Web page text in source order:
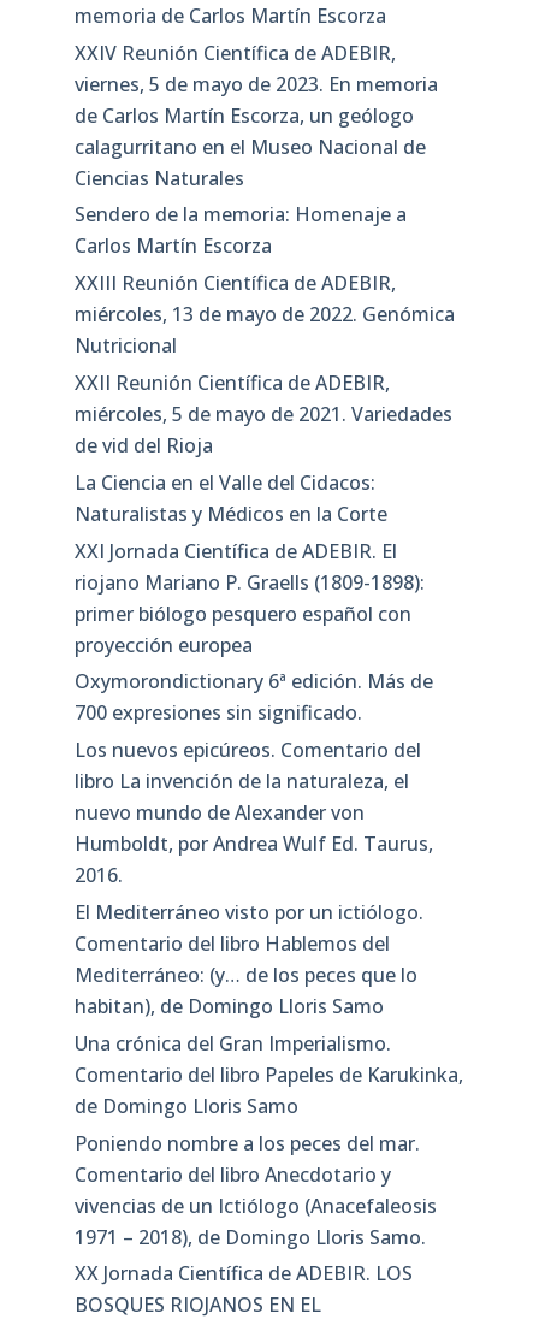
memoria de Carlos Martín Escorza
XXIV Reunión Científica de ADEBIR,
viernes, 5 de mayo de 2023. En memoria
de Carlos Martín Escorza, un geólogo
calagurritano en el Museo Nacional de
Ciencias Naturales
Sendero de la memoria: Homenaje a
Carlos Martín Escorza
XXIII Reunión Científica de ADEBIR,
miércoles, 13 de mayo de 2022. Genómica
Nutricional
XXII Reunión Científica de ADEBIR,
miércoles, 5 de mayo de 2021. Variedades
de vid del Rioja
La Ciencia en el Valle del Cidacos:
Naturalistas y Médicos en la Corte
XXI Jornada Científica de ADEBIR. El
riojano Mariano P. Graells (1809-1898):
primer biólogo pesquero español con
proyección europea
Oxymorondictionary 6ª edición. Más de
700 expresiones sin significado.
Los nuevos epicúreos. Comentario del
libro La invención de la naturaleza, el
nuevo mundo de Alexander von
Humboldt, por Andrea Wulf Ed. Taurus,
2016.
El Mediterráneo visto por un ictiólogo.
Comentario del libro Hablemos del
Mediterráneo: (y… de los peces que lo
habitan), de Domingo Lloris Samo
Una crónica del Gran Imperialismo.
Comentario del libro Papeles de Karukinka,
de Domingo Lloris Samo
Poniendo nombre a los peces del mar.
Comentario del libro Anecdotario y
vivencias de un Ictiólogo (Anacefaleosis
1971 – 2018), de Domingo Lloris Samo.
XX Jornada Científica de ADEBIR. LOS
BOSQUES RIOJANOS EN EL